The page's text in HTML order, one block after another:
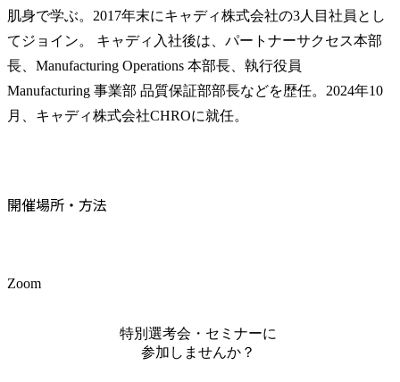
肌身で学ぶ。2017年末にキャディ株式会社の3人目社員とし
てジョイン。 キャディ入社後は、パートナーサクセス本部
長、Manufacturing Operations 本部長、執行役員
Manufacturing 事業部 品質保証部部長などを歴任。2024年10
月、キャディ株式会社CHROに就任。
開催場所・方法
Zoom
特別選考会・セミナーに
参加しませんか？